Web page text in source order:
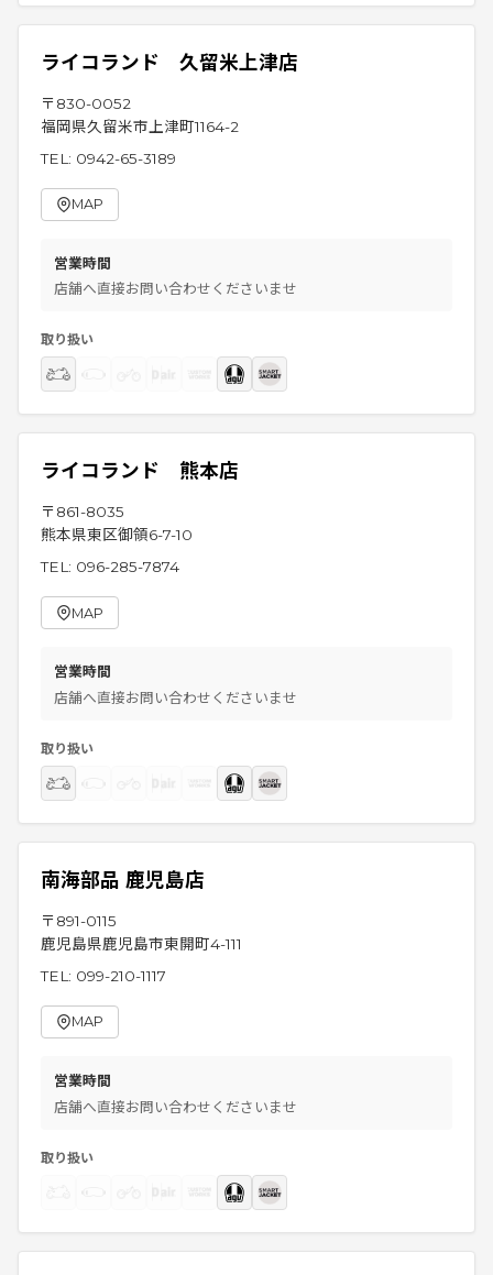
ライコランド 久留米上津店
〒 830-0052
福岡県久留米市上津町1164-2
TEL: 0942-65-3189
MAP
営業時間
店舗へ直接お問い合わせくださいませ
取り扱い
ライコランド 熊本店
〒 861-8035
熊本県東区御領6-7-10
TEL: 096-285-7874
MAP
営業時間
店舗へ直接お問い合わせくださいませ
取り扱い
南海部品 鹿児島店
〒 891-0115
鹿児島県鹿児島市東開町4-111
TEL: 099-210-1117
MAP
営業時間
店舗へ直接お問い合わせくださいませ
取り扱い